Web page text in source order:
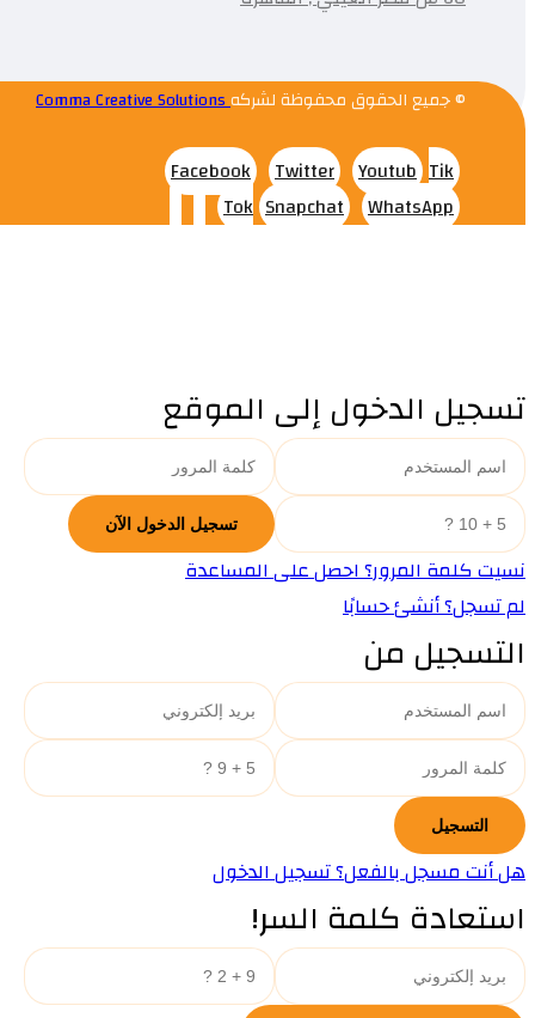
© جميع الحقوق محفوظة لشركهComma Creative Solutions
Facebook Twitter Youtub Tik
Tok Snapchat WhatsApp
تسجيل الدخول إلى الموقع
نسيت كلمة المرور؟ احصل على المساعدة
لم تسجل؟ أنشئ حسابًا
التسجيل من
هل أنت مسجل بالفعل؟ تسجيل الدخول
استعادة كلمة السر!